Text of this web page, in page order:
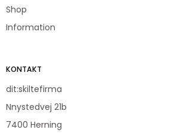
Shop
Information
KONTAKT
dit:skiltefirma
Nnystedvej 21b
7400 Herning